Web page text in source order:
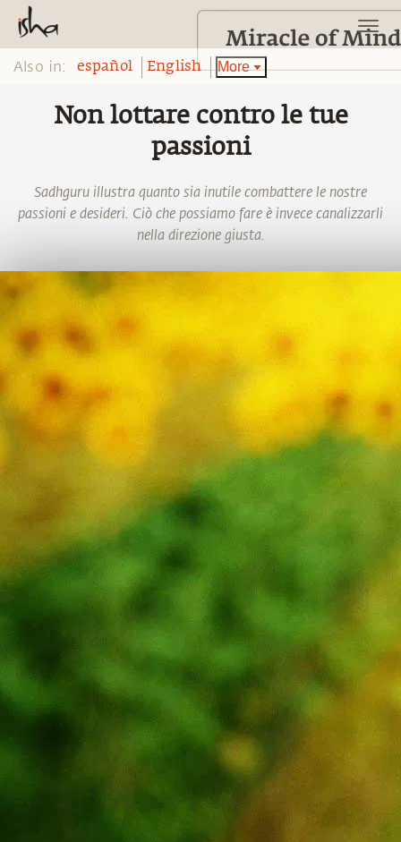
Also in: español English More
Non lottare contro le tue
passioni
Sadhguru illustra quanto sia inutile combattere le nostre
passioni e desideri. Ciò che possiamo fare è invece canalizzarli
nella direzione giusta.